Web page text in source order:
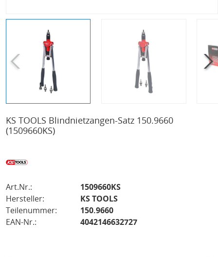
KS TOOLS Blindnietzangen-Satz 150.9660
(1509660KS)
Art.Nr.:
1509660KS
Hersteller:
KS TOOLS
Teilenummer:
150.9660
EAN-Nr.:
4042146632727